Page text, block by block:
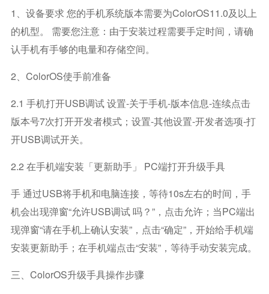
1、设备要求 您的手机系统版本需要为ColorOS11.0及以上
的机型。 需要您注意：由于安装过程需要手定时间，请确
认手机有手够的电量和存储空间。
2、ColorOS使手前准备
2.1 手机打开USB调试 设置-关于手机-版本信息-连续点击
版本号7次打开开发者模式；设置-其他设置-开发者选项-打
开USB调试开关。
2.2 在手机端安装「更新助手」 PC端打开升级手具
手 通过USB将手机和电脑连接，等待10s左右的时间，手
机会出现弹窗“允许USB调试 吗？”，点击允许；当PC端出
现弹窗“请在手机上确认安装”，点击“确定”，开始给手机端
安装更新助手；在手机端点击“安装”，等待手动安装完成。
三、ColorOS升级手具操作步骤